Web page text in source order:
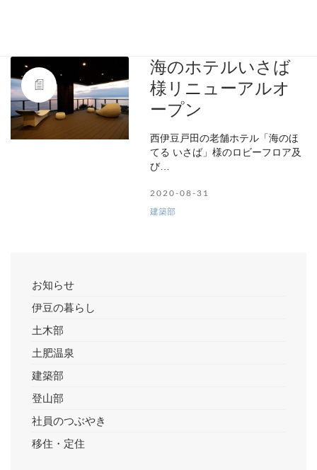
海のホテルいさば
様リニューアルオ
ープン
西伊豆戸田の老舗ホテル「海のほ
てる いさば」様のロビーフロア及
び…
2020-08-31
建築部
お知らせ
伊豆の暮らし
土木部
土肥温泉
建築部
登山部
社員のつぶやき
移住・定住